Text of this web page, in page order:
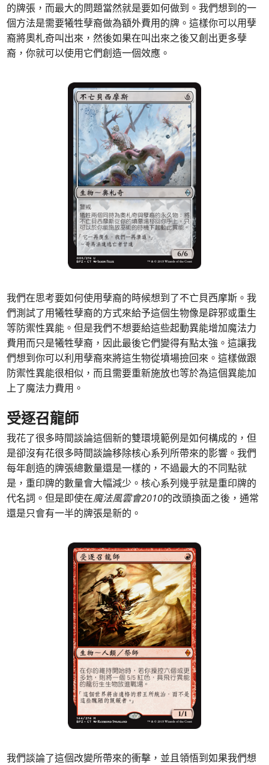
的牌張，而最大的問題當然就是要如何做到。我們想到的一
個方法是需要犧牲孽裔做為額外費用的牌。這樣你可以用孽
裔將奧札奇叫出來，然後如果在叫出來之後又創出更多孽
裔，你就可以使用它們創造一個效應。
我們在思考要如何使用孽裔的時候想到了不亡貝西摩斯。我
們測試了用犧牲孽裔的方式來給予這個生物像是辟邪或重生
等防禦性異能。但是我們不想要給這些起動異能增加魔法力
費用而只是犧牲孽裔，因此最後它們變得有點太強。這讓我
們想到你可以利用孽裔來將這生物從墳場撿回來。這樣做跟
防禦性異能很相似，而且需要重新施放也等於為這個異能加
上了魔法力費用。
受逐召龍師
我花了很多時間談論這個新的雙環境範例是如何構成的，但
是卻沒有花很多時間談論移除核心系列所帶來的影響。我們
每年創造的牌張總數量還是一樣的，不過最大的不同點就
是，重印牌的數量會大幅減少。核心系列幾乎就是重印牌的
代名詞。但是即使在魔法風雲會2010的改頭換面之後，通常
還是只會有一半的牌張是新的。
我們談論了這個改變所帶來的衝擊，並且領悟到如果我們想